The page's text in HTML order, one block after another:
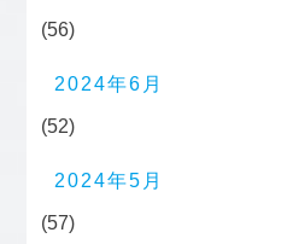
(56)
2024年6月
(52)
2024年5月
(57)